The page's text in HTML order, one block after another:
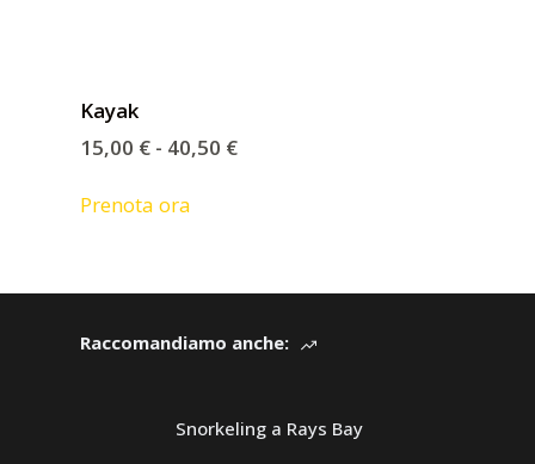
Kayak
15,00 € - 40,50 €
Prenota ora
Raccomandiamo anche:
Snorkeling a Rays Bay